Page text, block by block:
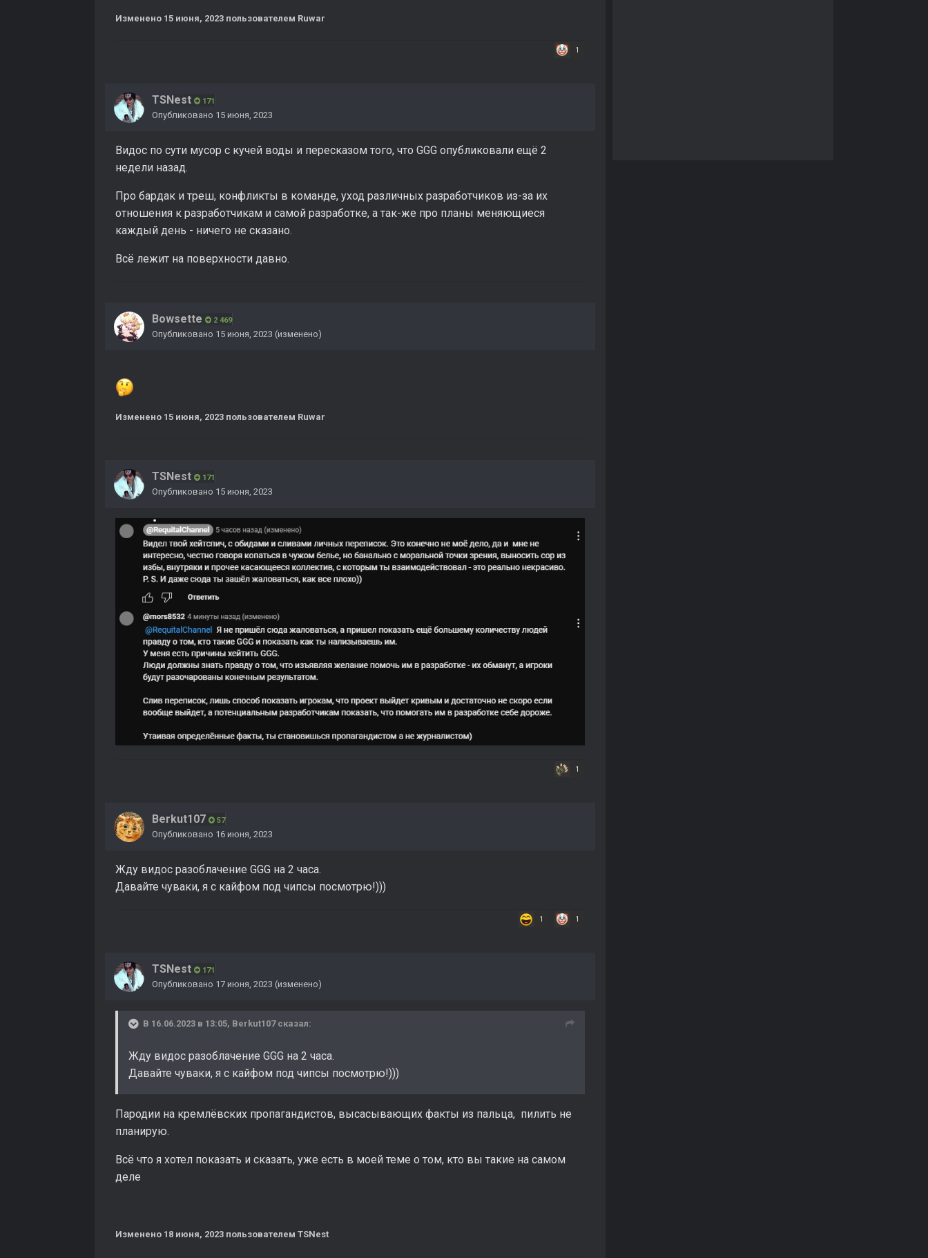
Изменено 15 июня, 2023 пользователем Ruwar
1
TSNest 171
Опубликовано 15 июня, 2023
Видос по сути мусор с кучей воды и пересказом того, что GGG опубликовали ещё 2
недели назад.
Про бардак и треш, конфликты в команде, уход различных разработчиков из-за их
отношения к разработчикам и самой разработке, а так-же про планы меняющиеся
каждый день - ничего не сказано.
Всё лежит на поверхности давно.
Bowsette 2 469
Опубликовано 15 июня, 2023 (изменено)
Изменено 15 июня, 2023 пользователем Ruwar
TSNest 171
Опубликовано 15 июня, 2023
1
Berkut107 57
Опубликовано 16 июня, 2023
Жду видос разоблачение GGG на 2 часа.
Давайте чуваки, я с кайфом под чипсы посмотрю!)))
1 1
TSNest 171
Опубликовано 17 июня, 2023 (изменено)
В 16.06.2023 в 13:05, Berkut107сказал:
Жду видос разоблачение GGG на 2 часа.
Давайте чуваки, я с кайфом под чипсы посмотрю!)))
Пародии на кремлёвских пропагандистов, высасывающих факты из пальца, пилить не
планирую.
Всё что я хотел показать и сказать, уже есть в моей теме о том, кто вы такие на самом
деле
Изменено 18 июня, 2023 пользователем TSNest